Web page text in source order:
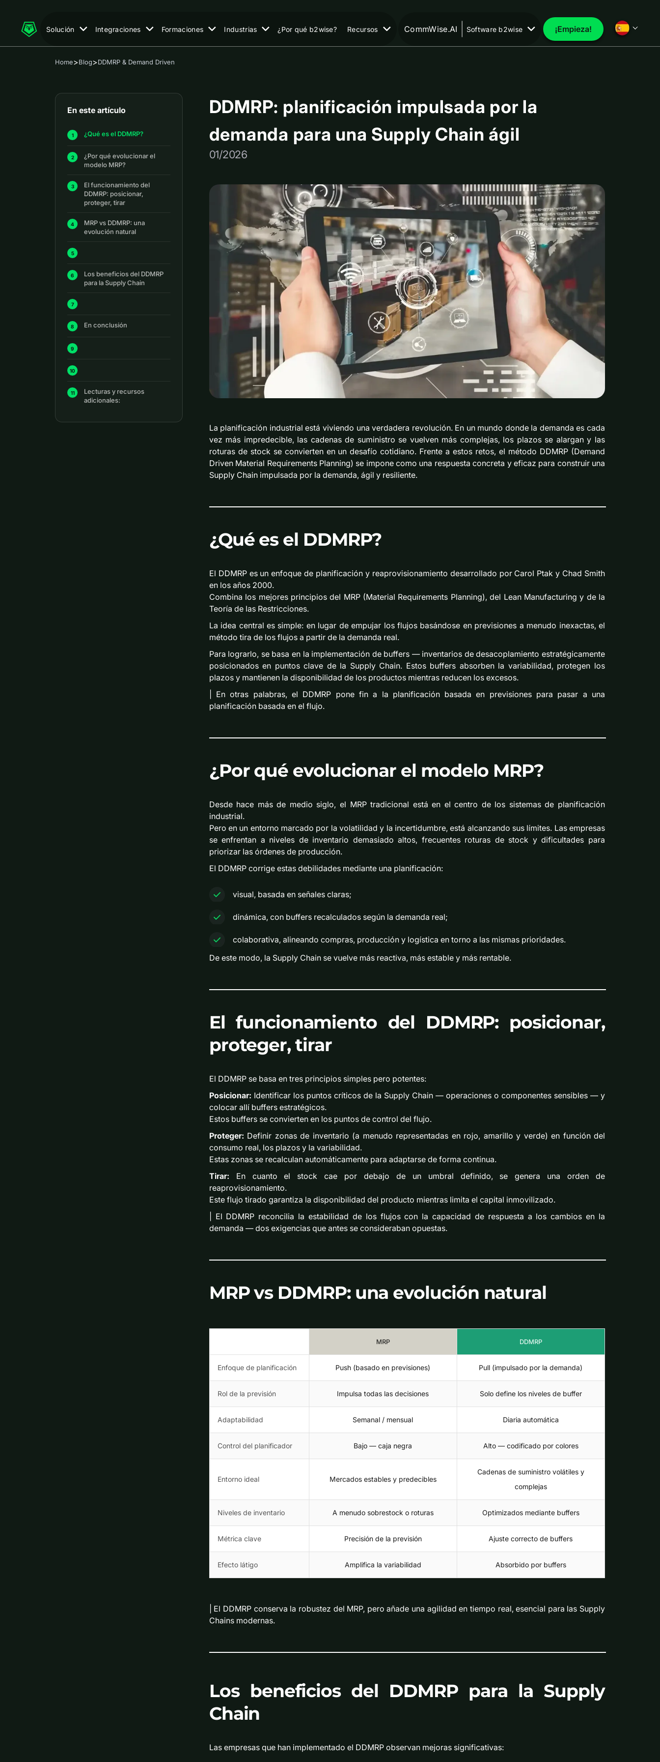
Solución Integraciones Formaciones Industrias ¿Por qué b2wise? Recursos CommWise.AI Software b2wise ¡Empieza!
Home>Blog>DDMRP & Demand Driven
En este artículo
¿Qué es el DDMRP?
¿Por qué evolucionar el
modelo MRP?
El funcionamiento del
DDMRP: posicionar,
proteger, tirar
MRP vs DDMRP: una
evolución natural
Los beneficios del DDMRP
para la Supply Chain
En conclusión
Lecturas y recursos
adicionales:
DDMRP: planificación impulsada por la
demanda para una Supply Chain ágil
01/2026
La planificación industrial está viviendo una verdadera revolución. En un mundo donde la demanda es cada
vez más impredecible, las cadenas de suministro se vuelven más complejas, los plazos se alargan y las
roturas de stock se convierten en un desafío cotidiano. Frente a estos retos, el método DDMRP (Demand
Driven Material Requirements Planning) se impone como una respuesta concreta y eficaz para construir una
Supply Chain impulsada por la demanda, ágil y resiliente.
¿Qué es el DDMRP?
El DDMRP es un enfoque de planificación y reaprovisionamiento desarrollado por Carol Ptak y Chad Smith
en los años 2000.
Combina los mejores principios del MRP (Material Requirements Planning), del Lean Manufacturing y de la
Teoría de las Restricciones.
La idea central es simple: en lugar de empujar los flujos basándose en previsiones a menudo inexactas, el
método tira de los flujos a partir de la demanda real.
Para lograrlo, se basa en la implementación de buffers — inventarios de desacoplamiento estratégicamente
posicionados en puntos clave de la Supply Chain. Estos buffers absorben la variabilidad, protegen los
plazos y mantienen la disponibilidad de los productos mientras reducen los excesos.
En otras palabras, el DDMRP pone fin a la planificación basada en previsiones para pasar a una
planificación basada en el flujo.
¿Por qué evolucionar el modelo MRP?
Desde hace más de medio siglo, el MRP tradicional está en el centro de los sistemas de planificación
industrial.
Pero en un entorno marcado por la volatilidad y la incertidumbre, está alcanzando sus límites. Las empresas
se enfrentan a niveles de inventario demasiado altos, frecuentes roturas de stock y dificultades para
priorizar las órdenes de producción.
El DDMRP corrige estas debilidades mediante una planificación:
visual, basada en señales claras;
dinámica, con buffers recalculados según la demanda real;
colaborativa, alineando compras, producción y logística en torno a las mismas prioridades.
De este modo, la Supply Chain se vuelve más reactiva, más estable y más rentable.
El funcionamiento del DDMRP: posicionar,
proteger, tirar
El DDMRP se basa en tres principios simples pero potentes:
Posicionar: Identificar los puntos críticos de la Supply Chain — operaciones o componentes sensibles — y
colocar allí buffers estratégicos.
Estos buffers se convierten en los puntos de control del flujo.
Proteger: Definir zonas de inventario (a menudo representadas en rojo, amarillo y verde) en función del
consumo real, los plazos y la variabilidad.
Estas zonas se recalculan automáticamente para adaptarse de forma continua.
Tirar: En cuanto el stock cae por debajo de un umbral definido, se genera una orden de
reaprovisionamiento.
Este flujo tirado garantiza la disponibilidad del producto mientras limita el capital inmovilizado.
El DDMRP reconcilia la estabilidad de los flujos con la capacidad de respuesta a los cambios en la
demanda — dos exigencias que antes se consideraban opuestas.
MRP vs DDMRP: una evolución natural
MRP DDMRP
Enfoque de planificación Push (basado en previsiones) Pull (impulsado por la demanda)
Rol de la previsión Impulsa todas las decisiones Solo define los niveles de buffer
Adaptabilidad Semanal / mensual Diaria automática
Control del planificador Bajo — caja negra Alto — codificado por colores
Entorno ideal Mercados estables y predecibles
Cadenas de suministro volátiles y
complejas
Niveles de inventario A menudo sobrestock o roturas Optimizados mediante buffers
Métrica clave Precisión de la previsión Ajuste correcto de buffers
Efecto látigo Amplifica la variabilidad Absorbido por buffers
El DDMRP conserva la robustez del MRP, pero añade una agilidad en tiempo real, esencial para las Supply
Chains modernas.
Los beneficios del DDMRP para la Supply
Chain
Las empresas que han implementado el DDMRP observan mejoras significativas: